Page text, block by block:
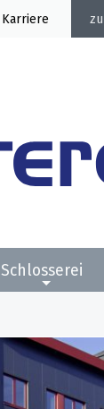
Karriere
Schlosserei